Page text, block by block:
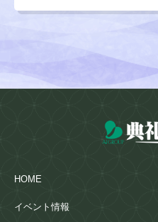
HOME
イベント情報